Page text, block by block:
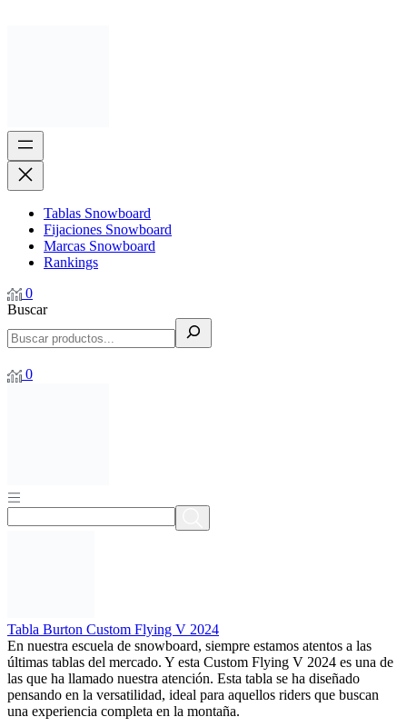
Tablas Snowboard
Fijaciones Snowboard
Marcas Snowboard
Rankings
0
Buscar
0
Tabla Burton Custom Flying V 2024
En nuestra escuela de snowboard, siempre estamos atentos a las
últimas tablas del mercado. Y esta Custom Flying V 2024 es una de
las que ha llamado nuestra atención. Esta tabla se ha diseñado
pensando en la versatilidad, ideal para aquellos riders que buscan
una experiencia completa en la montaña.